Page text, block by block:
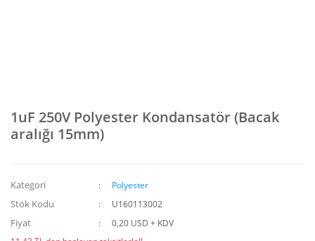
1uF 250V Polyester Kondansatör (Bacak
aralığı 15mm)
Kategori Polyester
Stok Kodu U160113002
Fiyat
0,20 USD + KDV